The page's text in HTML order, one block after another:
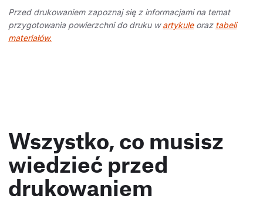
Przed drukowaniem zapoznaj się z informacjami na temat
przygotowania powierzchni do druku wartykuleoraz tabeli
materiałów.
Wszystko, co musisz
wiedzieć przed
drukowaniem